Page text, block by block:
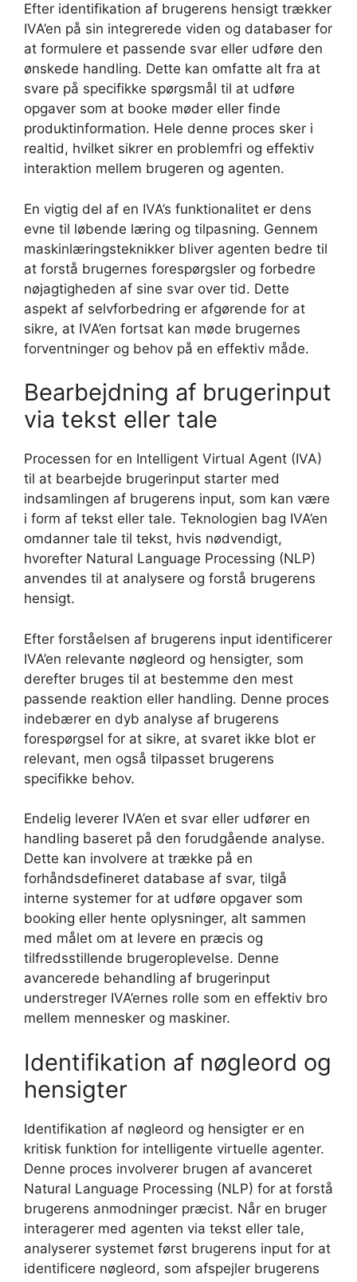
Efter identifikation af brugerens hensigt trækker
IVA’en på sin integrerede viden og databaser for
at formulere et passende svar eller udføre den
ønskede handling. Dette kan omfatte alt fra at
svare på specifikke spørgsmål til at udføre
opgaver som at booke møder eller finde
produktinformation. Hele denne proces sker i
realtid, hvilket sikrer en problemfri og effektiv
interaktion mellem brugeren og agenten.
En vigtig del af en IVA’s funktionalitet er dens
evne til løbende læring og tilpasning. Gennem
maskinlæringsteknikker bliver agenten bedre til
at forstå brugernes forespørgsler og forbedre
nøjagtigheden af sine svar over tid. Dette
aspekt af selvforbedring er afgørende for at
sikre, at IVA’en fortsat kan møde brugernes
forventninger og behov på en effektiv måde.
Bearbejdning af brugerinput
via tekst eller tale
Processen for en Intelligent Virtual Agent (IVA)
til at bearbejde brugerinput starter med
indsamlingen af brugerens input, som kan være
i form af tekst eller tale. Teknologien bag IVA’en
omdanner tale til tekst, hvis nødvendigt,
hvorefter Natural Language Processing (NLP)
anvendes til at analysere og forstå brugerens
hensigt.
Efter forståelsen af brugerens input identificerer
IVA’en relevante nøgleord og hensigter, som
derefter bruges til at bestemme den mest
passende reaktion eller handling. Denne proces
indebærer en dyb analyse af brugerens
forespørgsel for at sikre, at svaret ikke blot er
relevant, men også tilpasset brugerens
specifikke behov.
Endelig leverer IVA’en et svar eller udfører en
handling baseret på den forudgående analyse.
Dette kan involvere at trække på en
forhåndsdefineret database af svar, tilgå
interne systemer for at udføre opgaver som
booking eller hente oplysninger, alt sammen
med målet om at levere en præcis og
tilfredsstillende brugeroplevelse. Denne
avancerede behandling af brugerinput
understreger IVA’ernes rolle som en effektiv bro
mellem mennesker og maskiner.
Identifikation af nøgleord og
hensigter
Identifikation af nøgleord og hensigter er en
kritisk funktion for intelligente virtuelle agenter.
Denne proces involverer brugen af avanceret
Natural Language Processing (NLP) for at forstå
brugerens anmodninger præcist. Når en bruger
interagerer med agenten via tekst eller tale,
analyserer systemet først brugerens input for at
identificere nøgleord, som afspejler brugerens